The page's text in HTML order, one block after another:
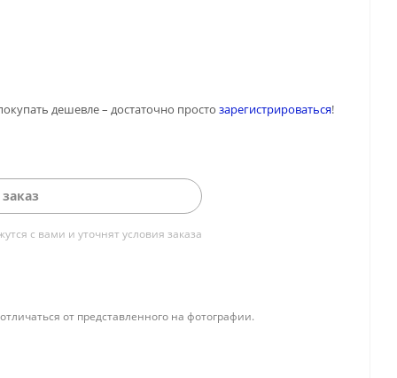
дешевле – достаточно просто зарегистрироваться!
с вами и уточнят условия заказа
от представленного на фотографии.